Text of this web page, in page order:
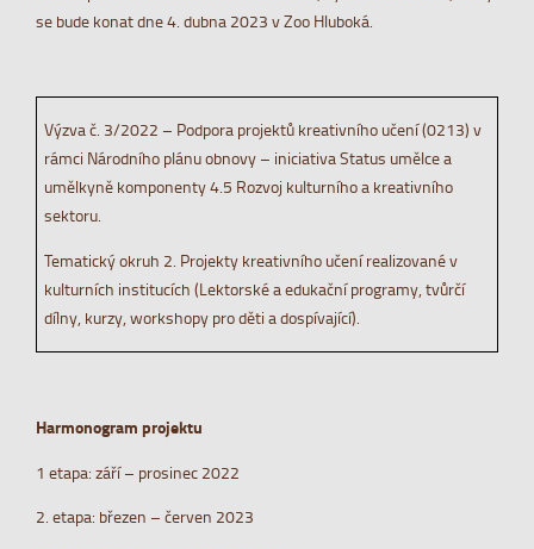
se bude konat dne 4. dubna 2023 v Zoo Hluboká.
Výzva č. 3/2022 – Podpora projektů kreativního učení (0213) v
rámci Národního plánu obnovy – iniciativa Status umělce a
umělkyně komponenty 4.5 Rozvoj kulturního a kreativního
sektoru.
Tematický okruh 2. Projekty kreativního učení realizované v
kulturních institucích (Lektorské a edukační programy, tvůrčí
dílny, kurzy, workshopy pro děti a dospívající).
Harmonogram projektu
1 etapa: září – prosinec 2022
2. etapa: březen – červen 2023